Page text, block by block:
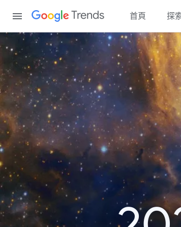
Trends 首頁 探